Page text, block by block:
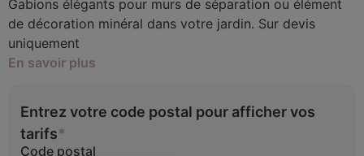
Gabions élégants pour murs de séparation ou élément
de décoration minéral dans votre jardin. Sur devis
uniquement
En savoir plus
Entrez votre code postal pour afficher vos
tarifs*
Code postal